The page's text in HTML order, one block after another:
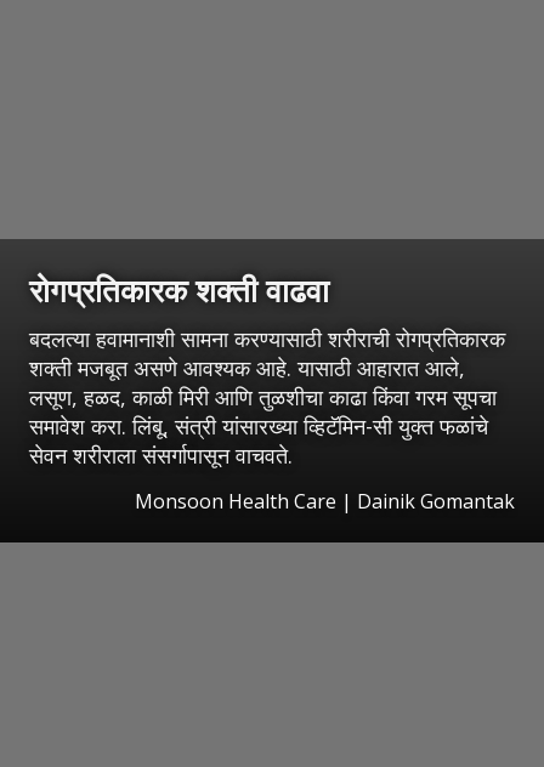
रोगप्रतिकारक शक्ती वाढवा
बदलत्या हवामानाशी सामना करण्यासाठी शरीराची रोगप्रतिकारक
शक्ती मजबूत असणे आवश्यक आहे. यासाठी आहारात आले,
लसूण, हळद, काळी मिरी आणि तुळशीचा काढा किंवा गरम सूपचा
समावेश करा. लिंबू, संत्री यांसारख्या व्हिटॅमिन-सी युक्त फळांचे
सेवन शरीराला संसर्गापासून वाचवते.
Monsoon Health Care | Dainik Gomantak